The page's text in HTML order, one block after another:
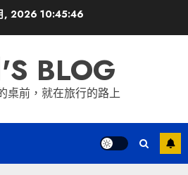
, 2026 10:45:46
BLOG
桌前，就在旅行的路上